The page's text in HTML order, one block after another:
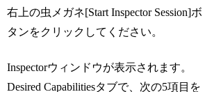
右上の虫メガネ[Start Inspector Session]ボ
タンをクリックしてください。
Inspectorウィンドウが表示されます。
Desired Capabilitiesタブで、次の5項目を